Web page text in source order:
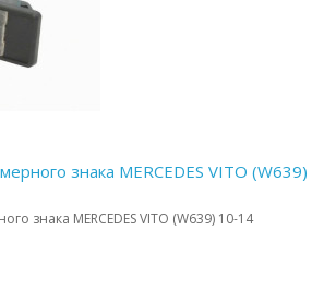
знака MERCEDES VITO (W639)
знака MERCEDES VITO (W639) 10-14